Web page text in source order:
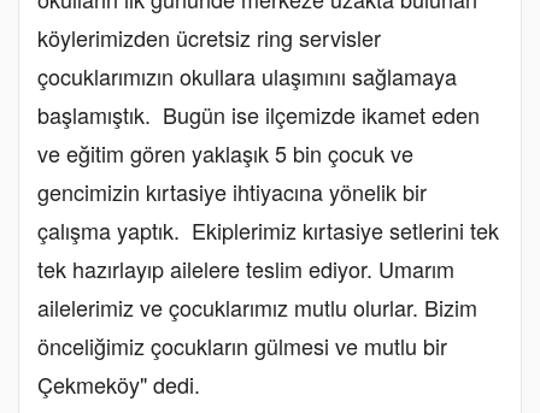
köylerimizden ücretsiz ring servisler
çocuklarımızın okullara ulaşımını sağlamaya
başlamıştık. Bugün ise ilçemizde ikamet eden
ve eğitim gören yaklaşık 5 bin çocuk ve
gencimizin kırtasiye ihtiyacına yönelik bir
çalışma yaptık. Ekiplerimiz kırtasiye setlerini tek
tek hazırlayıp ailelere teslim ediyor. Umarım
ailelerimiz ve çocuklarımız mutlu olurlar. Bizim
önceliğimiz çocukların gülmesi ve mutlu bir
Çekmeköy" dedi.